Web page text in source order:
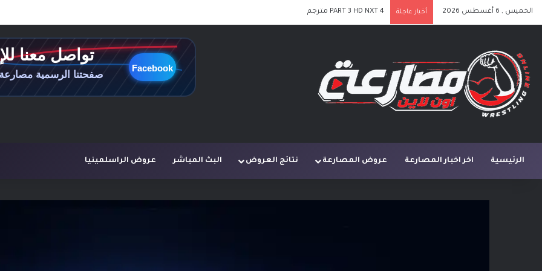
الخميس , 6 أغسطس 2026 أخبار عاجلة PART 3 HD NXT 4 مترجم
الرئيسية اخر اخبار المصارعة عروض المصارعة نتائج العروض البث المباشر عروض الراسلمينيا